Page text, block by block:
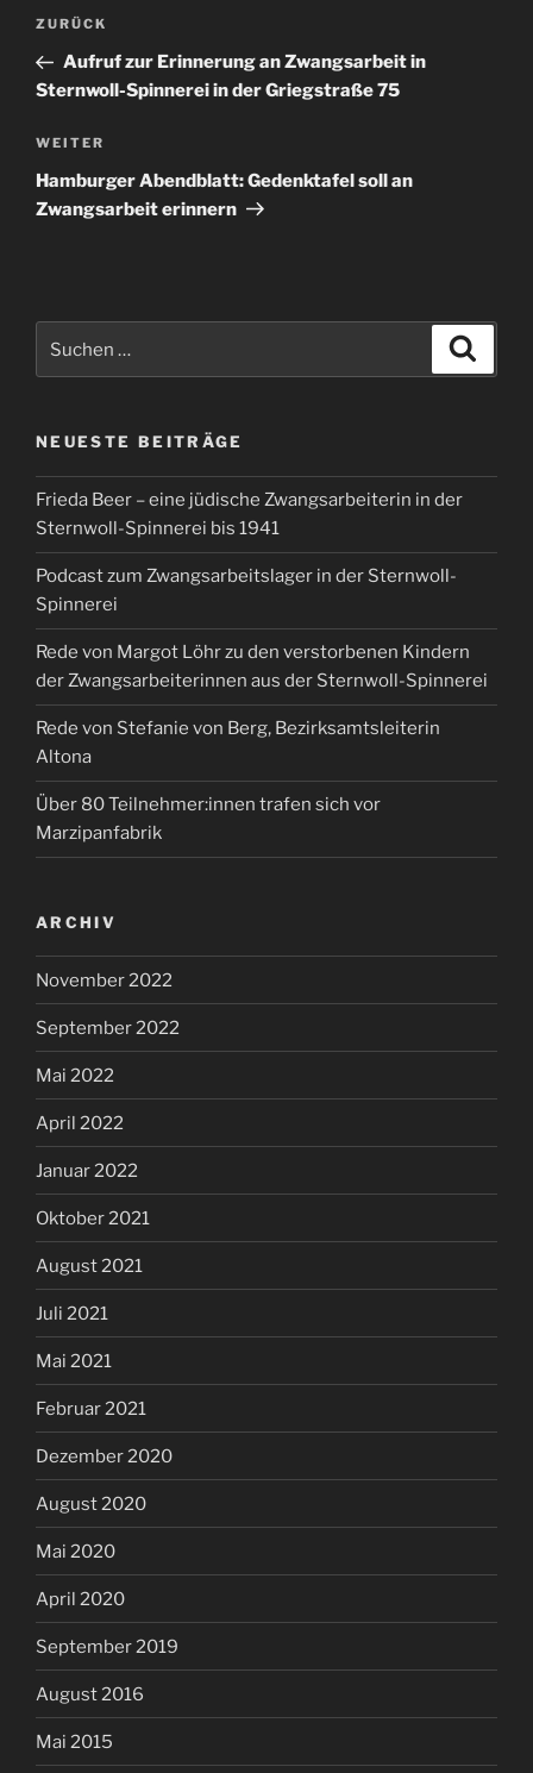
Beitragsnavigation
Vorheriger
Beitrag
ZURÜCK
Aufruf zur Erinnerung an Zwangsarbeit in
Sternwoll-Spinnerei in der Griegstraße 75
Nächster
Beitrag
WEITER
Hamburger Abendblatt: Gedenktafel soll an
Zwangsarbeit erinnern
nach:
NEUESTE BEITRÄGE
Frieda Beer – eine jüdische Zwangsarbeiterin in der
Sternwoll-Spinnerei bis 1941
Podcast zum Zwangsarbeitslager in der Sternwoll-
Spinnerei
Rede von Margot Löhr zu den verstorbenen Kindern
der Zwangsarbeiterinnen aus der Sternwoll-Spinnerei
Rede von Stefanie von Berg, Bezirksamtsleiterin
Altona
Über 80 Teilnehmer:innen trafen sich vor
Marzipanfabrik
ARCHIV
November 2022
September 2022
Mai 2022
April 2022
Januar 2022
Oktober 2021
August 2021
Juli 2021
Mai 2021
Februar 2021
Dezember 2020
August 2020
Mai 2020
April 2020
September 2019
August 2016
Mai 2015